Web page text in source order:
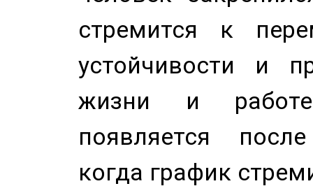
стремится к
устойчивости и
жизни и
появляется
когда график